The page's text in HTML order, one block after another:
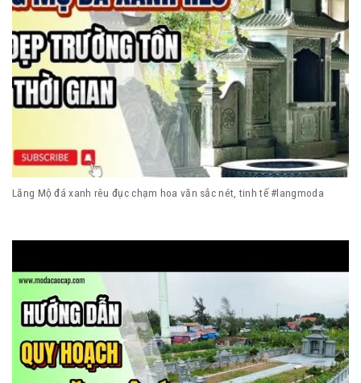
Lăng Mộ đá xanh rêu đục chạm hoa văn sắc nét, tinh tế #langmoda